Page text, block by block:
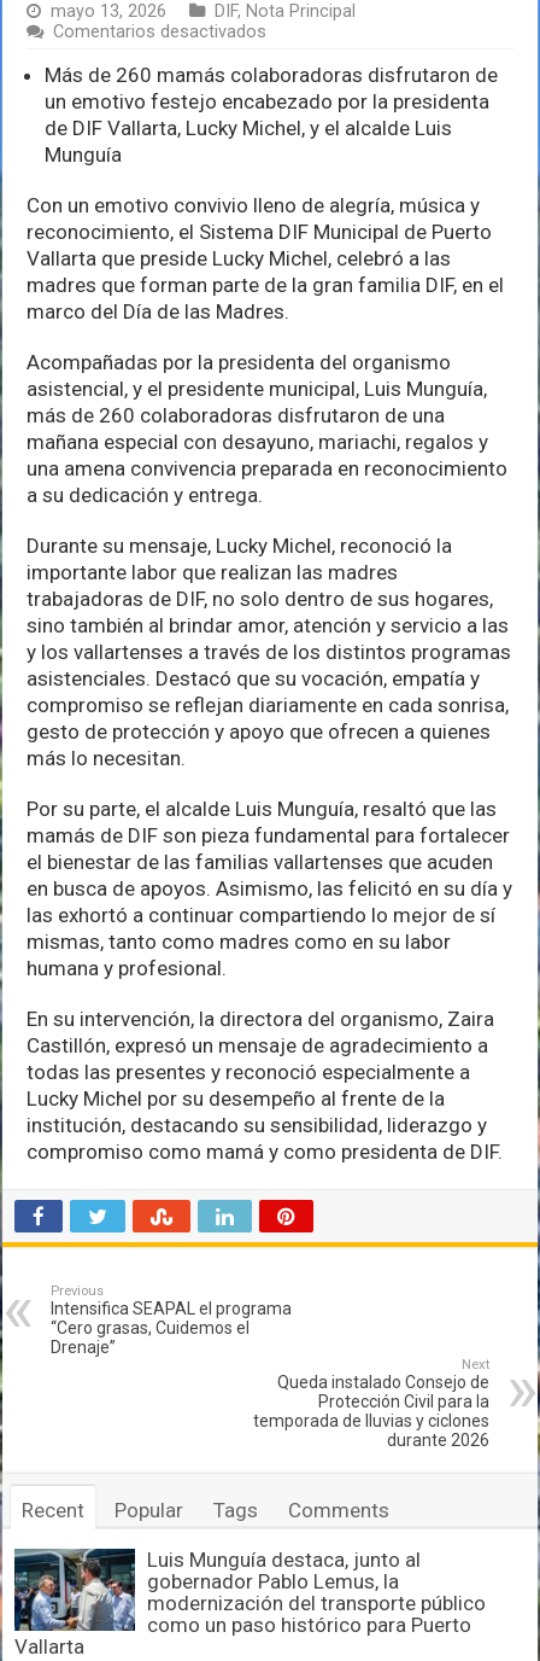
mayo 13, 2026 DIF, Nota Principal
Comentarios desactivados
Vallarta
reconoce
y
celebra
colaboradoras
Más de 260 mamás colaboradoras disfrutaron de
un emotivo festejo encabezado por la presidenta
de DIF Vallarta, Lucky Michel, y el alcalde Luis
Munguía
Con un emotivo convivio lleno de alegría, música y
reconocimiento, el Sistema DIF Municipal de Puerto
Vallarta que preside Lucky Michel, celebró a las
madres que forman parte de la gran familia DIF, en el
marco del Día de las Madres.
Acompañadas por la presidenta del organismo
asistencial, y el presidente municipal, Luis Munguía,
más de 260 colaboradoras disfrutaron de una
mañana especial con desayuno, mariachi, regalos y
una amena convivencia preparada en reconocimiento
a su dedicación y entrega.
Durante su mensaje, Lucky Michel, reconoció la
importante labor que realizan las madres
trabajadoras de DIF, no solo dentro de sus hogares,
sino también al brindar amor, atención y servicio a las
y los vallartenses a través de los distintos programas
asistenciales. Destacó que su vocación, empatía y
compromiso se reflejan diariamente en cada sonrisa,
gesto de protección y apoyo que ofrecen a quienes
más lo necesitan.
Por su parte, el alcalde Luis Munguía, resaltó que las
mamás de DIF son pieza fundamental para fortalecer
el bienestar de las familias vallartenses que acuden
en busca de apoyos. Asimismo, las felicitó en su día y
las exhortó a continuar compartiendo lo mejor de sí
mismas, tanto como madres como en su labor
humana y profesional.
En su intervención, la directora del organismo, Zaira
Castillón, expresó un mensaje de agradecimiento a
todas las presentes y reconoció especialmente a
Lucky Michel por su desempeño al frente de la
institución, destacando su sensibilidad, liderazgo y
compromiso como mamá y como presidenta de DIF.
Previous
Intensifica SEAPAL el programa
“Cero grasas, Cuidemos el
Drenaje”
Next
Queda instalado Consejo de
Protección Civil para la
temporada de lluvias y ciclones
durante 2026
Recent Popular Tags Comments
Luis Munguía destaca, junto al
gobernador Pablo Lemus, la
modernización del transporte público
como un paso histórico para Puerto
Vallarta